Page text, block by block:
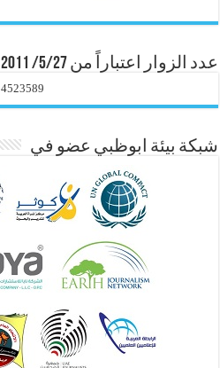
عدد الزوار اعتباراً من 5/27/ 2011
4523589
شبكة بيئة ابوظبي عضو في